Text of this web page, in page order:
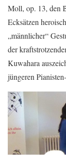
Moll, op. 13, den
Ecksätzen
„männlicher“
der
Kuwahara
jüngeren